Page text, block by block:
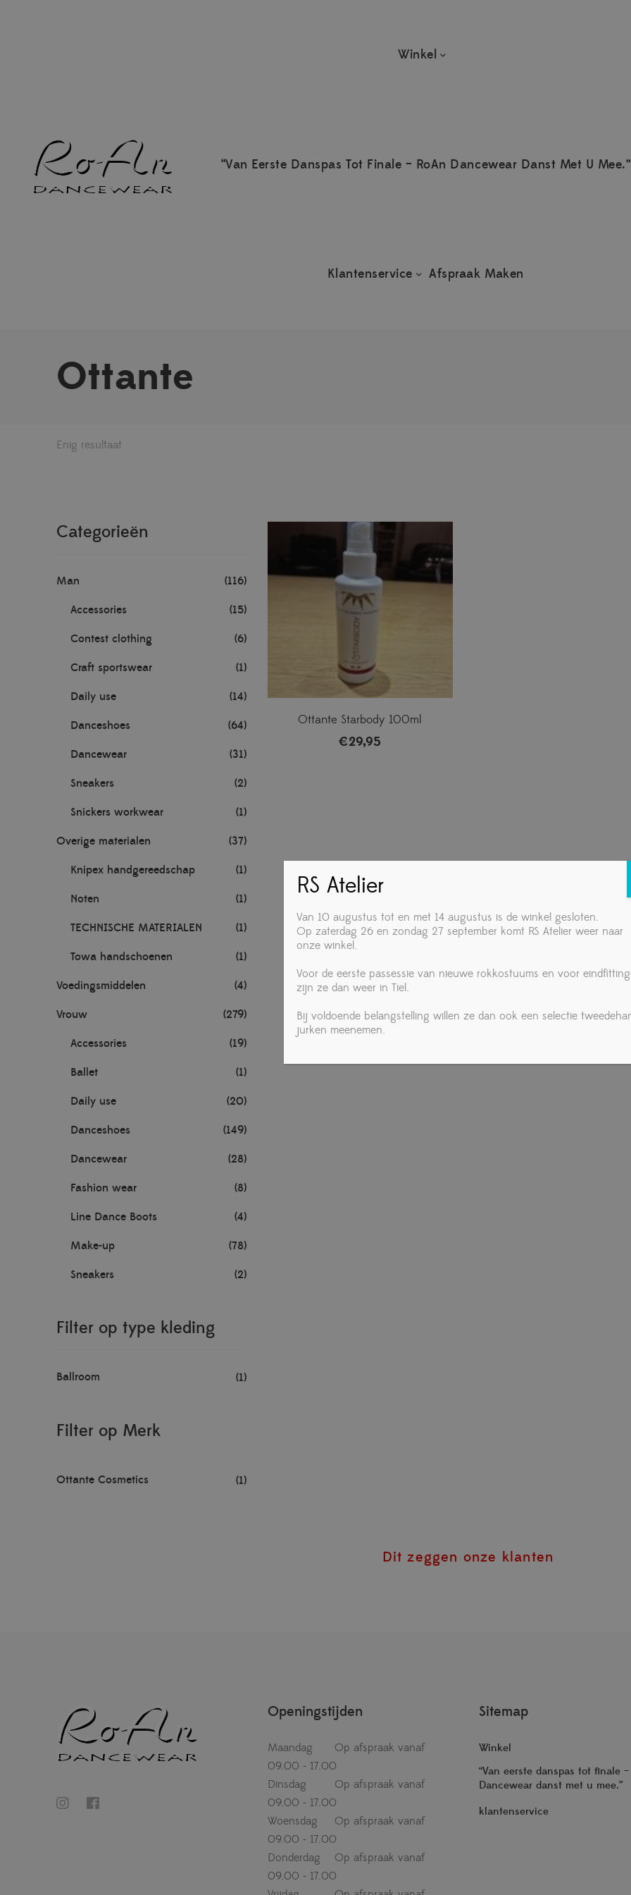
Winkel
“Van Eerste Danspas Tot Finale – RoAn Dancewear Danst Met U Mee.”
Klantenservice Afspraak Maken
Ottante
Enig resultaat
Ottante Starbody 100ml
€29,95
Categorieën
Man (116)
Accessories (15)
Contest clothing (6)
Craft sportswear (1)
Daily use (14)
Danceshoes (64)
Dancewear (31)
Sneakers (2)
Snickers workwear (1)
Overige materialen (37)
Knipex handgereedschap (1)
Noten (1)
TECHNISCHE MATERIALEN (1)
Towa handschoenen (1)
Voedingsmiddelen (4)
Vrouw (279)
Accessories (19)
Ballet (1)
Daily use (20)
Danceshoes (149)
Dancewear (28)
Fashion wear (8)
Line Dance Boots (4)
Make-up (78)
Sneakers (2)
Filter op type kleding
Ballroom (1)
Filter op Merk
Ottante Cosmetics (1)
Dit zeggen onze klanten
Openingstijden
Maandag
Op afspraak vanaf
09.00 - 17.00
Dinsdag
Op afspraak vanaf
09.00 - 17.00
Woensdag
Op afspraak vanaf
09.00 - 17.00
Donderdag
Op afspraak vanaf
09.00 - 17.00
Sitemap
Winkel
“Van eerste danspas tot finale –
Dancewear danst met u mee.”
klantenservice
RS Atelier
Van 10 augustus tot en met 14 augustus is de winkel gesloten.
Op zaterdag 26 en zondag 27 september komt RS Atelier weer naar
onze winkel.
Voor de eerste passessie van nieuwe rokkostuums en voor
zijn ze dan weer in Tiel.
Bij voldoende belangstelling willen ze dan ook een selectie
jurken meenemen.